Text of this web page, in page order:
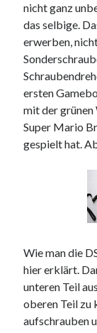
Michaelzuthe
chriszuVGN-P11Z
JanzuVGN-P11Z
JanzuVGN-P11Z
MarlonzuVGN-
Kategorien
Web 2.0
Youtube
nicht ganz
das selbige.
erwerben,
ersten
mit der
Super Mario
gespielt hat.
Wie man die
hier erklärt.
unteren Teil
oberen Teil zu
aufschrauben